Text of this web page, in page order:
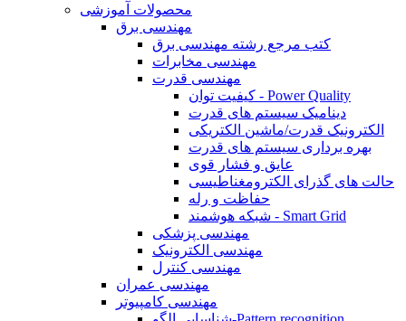
محصولات آموزشی
مهندسی برق
کتب مرجع رشته مهندسی برق
مهندسی مخابرات
مهندسی قدرت
کیفیت توان - Power Quality
دینامیک سیستم های قدرت
الکترونیک قدرت/ماشین الکتریکی
بهره برداری سیستم های قدرت
عایق و فشار قوی
حالت های گذرای الکترومغناطیسی
حفاظت و رله
شبکه هوشمند - Smart Grid
مهندسی پزشکی
مهندسی الکترونیک
مهندسی کنترل
مهندسی عمران
مهندسی کامپیوتر